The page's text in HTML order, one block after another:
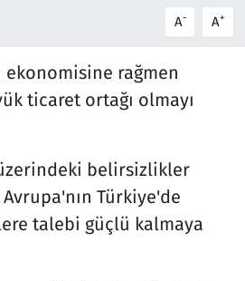
A- A+
ekonomisine rağmen
ticaret ortağı olmayı
belirsizlikler
Türkiye'de
talebi güçlü kalmaya